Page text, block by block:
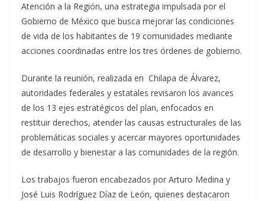
Atención a la Región, una estrategia impulsada por el
Gobierno de México que busca mejorar las condiciones
de vida de los habitantes de 19 comunidades mediante
acciones coordinadas entre los tres órdenes de gobierno.
Durante la reunión, realizada en Chilapa de Álvarez,
autoridades federales y estatales revisaron los avances
de los 13 ejes estratégicos del plan, enfocados en
restituir derechos, atender las causas estructurales de las
problemáticas sociales y acercar mayores oportunidades
de desarrollo y bienestar a las comunidades de la región.
Los trabajos fueron encabezados por Arturo Medina y
José Luis Rodríguez Díaz de León, quienes destacaron